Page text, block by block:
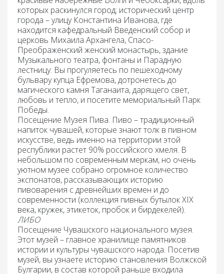
которых раскинулся город; исторический центр
города – улицу Константина Иванова, где
находится кафедральный Введенский собор и
церковь Михаила Архангела, Спасо-
Преображенский женский монастырь, здание
Музыкального театра, фонтаны и Парадную
лестницу. Вы прогуляетесь по пешеходному
бульвару купца Ефремова, дотронетесь до
магического камня Таганаита, дарящего свет,
любовь и тепло, и посетите мемориальный Парк
Победы.
Посещение Музея Пива. Пиво – традиционный
напиток чувашей, которые знают толк в пивном
искусстве, ведь именно на территории этой
республики растет 90% российского хмеля. В
небольшом по современным меркам, но очень
уютном музее собрано огромное количество
экспонатов, рассказывающих историю
пивоварения с древнейших времен и до
современности (коллекция пивных бутылок XIX
века, кружек, этикеток, пробок и бирдекелей).
ЛИБО
Посещение Чувашского национального музея.
Этот музей – главное хранилище памятников
истории и культуры чувашского народа. Посетив
музей, вы узнаете историю становления Волжской
Булгарии, в состав которой раньше входила